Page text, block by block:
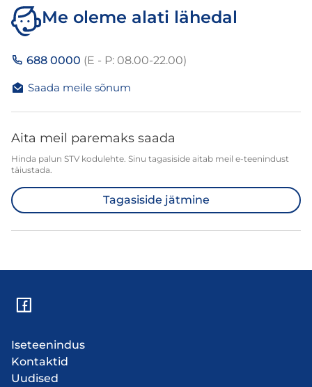
Me oleme alati lähedal
688 0000 (E - P: 08.00-22.00)
Saada meile sõnum
Aita meil paremaks saada
Hinda palun STV kodulehte. Sinu tagasiside aitab meil e-teenindust
täiustada.
Tagasiside jätmine
Iseteenindus
Kontaktid
Uudised